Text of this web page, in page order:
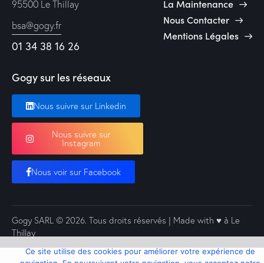
95500 Le Thillay
bsa@gogy.fr
01 34 38 16 26
La Maintenance
Nous Contacter
Mentions Légales
Gogy sur les réseaux
Nous suivre sur Linkedin
Nous suivre sur
Instagram
Nous voir sur Facebook
Gogy SARL © 2026. Tous droits réservés | Made with ♥️ à Le
Thillay
Ce site utilise des cookies pour améliorer votre expérience de